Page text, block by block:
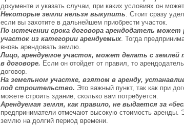
документе и указать случаи, при каких условиях он
Некоторые земли нельзя выкупить. Стоит сразу
если вы захотите в дальнейшем приобрести участок.
По истечении срока договора арендодатель
участок из категории арендуемых. Тогда
вновь арендовать землю.
Лицо, арендуемое участок, может делать с
в договоре. Если он отойдет от правил, то
договор.
На земельном участке, взятом в аренду,
под строительство. Это важный пункт, так как при
можете строить здание, сколько вам потребуется.
Арендуемая земля, как правило, не выдается за
предприниматели отмечают высокую стоимость аренды.
землю на долгий период времени.